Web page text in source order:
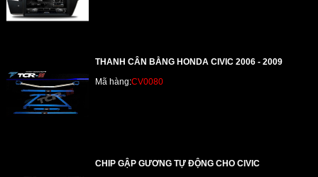
THANH CÂN BẰNG HONDA CIVIC 2006 - 2009
Mã hàng:CV0080
CHIP GẬP GƯƠNG TỰ ĐỘNG CHO CIVIC